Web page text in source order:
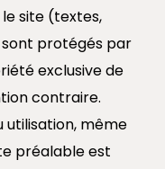
site (textes,
sont protégés par
exclusive de
contraire.
utilisation, même
préalable est